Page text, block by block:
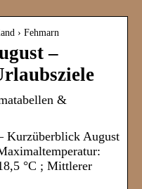
› Fehmarn
–
&
Kurzüberblick August
°C ; Mittlerer